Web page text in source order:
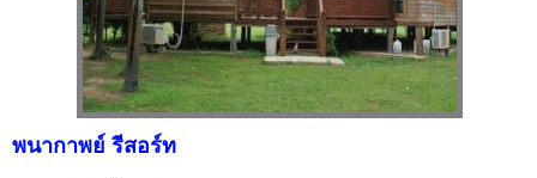
พนากาพย์ รีสอร์ท